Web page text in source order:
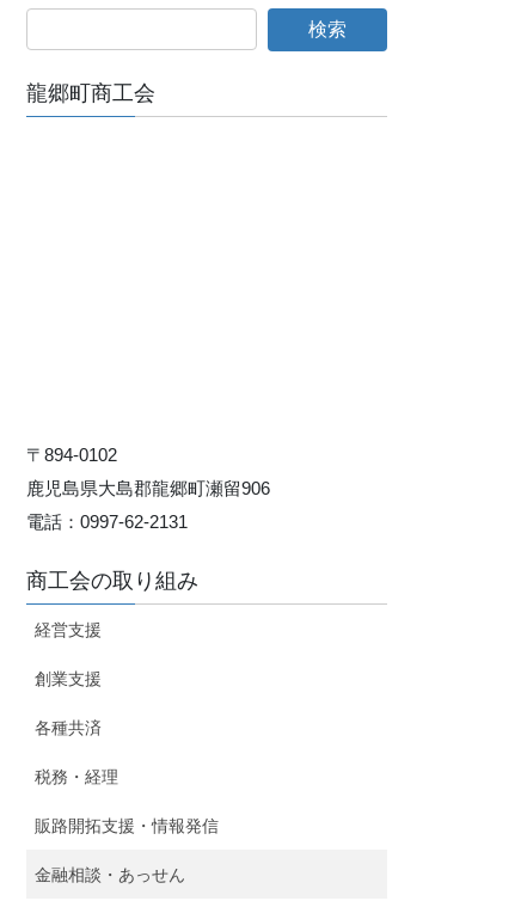
龍郷町商工会
〒894-0102
鹿児島県大島郡龍郷町瀬留906
電話：0997-62-2131
商工会の取り組み
経営支援
創業支援
各種共済
税務・経理
販路開拓支援・情報発信
金融相談・あっせん